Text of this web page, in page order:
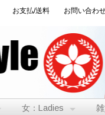
お支払/送料 お問い合わ
女：Ladies